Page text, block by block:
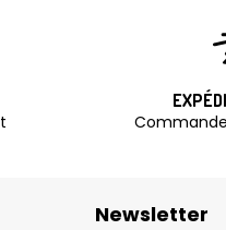
Newsletter